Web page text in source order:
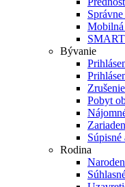
Bývanie
Pobyt
Súpisné
Rodina